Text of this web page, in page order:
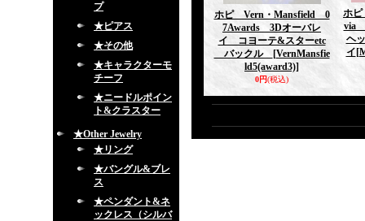
プ
★ピアス
★その他
★キャラクターモ
チーフ
★ニードルポイン
ト&クラスター
★Other Jewelry
★リング
★バングル&ブレ
ス
★ペンダント&ネ
ックレス（シルバ
ホピ Vern・Mansfield 0
7Awards 3Dオーバレ
イ コヨーテ&スターetc
バックル
[VernMansfie
ld5(award3)]
0円(税込)
ホ
via
ヘ
イ